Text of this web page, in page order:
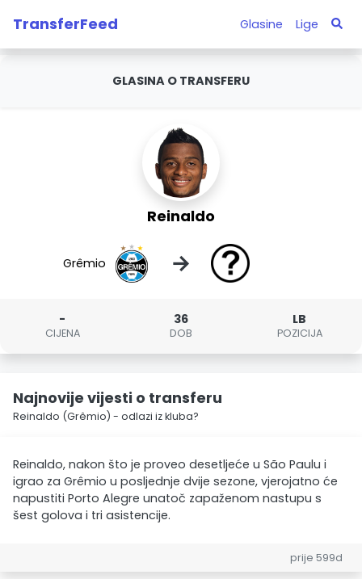
TransferFeed Glasine Lige
GLASINA O TRANSFERU
Reinaldo
Grêmio →
-
CIJENA
36
DOB
LB
POZICIJA
Najnovije vijesti o transferu
Reinaldo (Grêmio) - odlazi iz kluba?
Reinaldo, nakon što je proveo desetljeće u São Paulu i
igrao za Grêmio u posljednje dvije sezone, vjerojatno će
napustiti Porto Alegre unatoč zapaženom nastupu s
šest golova i tri asistencije.
prije 599d